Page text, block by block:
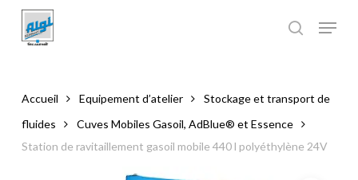
main
Accueil Equipement d’atelier
Stockage et transport de
fluides
Cuves Mobiles Gasoil, AdBlue® et Essence
Station de ravitaillement gasoil mobile 440 l polyéthylène 24V